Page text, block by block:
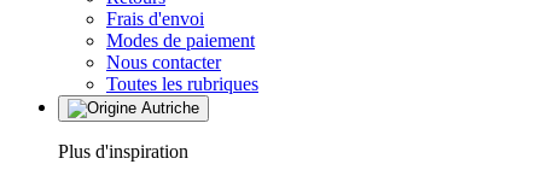
Frais d'envoi
Modes de paiement
Nous contacter
Toutes les rubriques
Plus d'inspiration